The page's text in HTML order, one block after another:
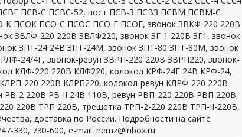
ПСВ-С ПСВС-52, пост ПСВ-З ПСВЗ ПСВМ ПСВМ-С
ПСОК ПСО-С ПСОС ПСО-Г ПСОГ, звонок ЗВКФ-220 220В
ЗВЛФ-220 220В ЗВЛФ220, звонок ЗГ-1 220В ЗГ1, звонок
ЗПТ-24 24В ЗПТ-24М, звонок ЗПТ-80 ЗПТ-80М, звонок
24/4Г, звонок-ревун ЗВРП-220 220В ЗВРП220, звонок-
КЛФ-220 220В КЛФ220, колокол КРФ-24Г 24В КРФ-24,
220 220В КЛРП220, колокол-ревун КЛРФ-220 220В
2 220В РВ-II 24В 110В, ревун РВП-220 220В РВП 220В,
220В ТРП 220В, трещетка ТРП-2-220 220В ТРП-II-220В,
доставка по России. Подробности на сайте
330, 730-600, e-mail: nemz@inbox.ru